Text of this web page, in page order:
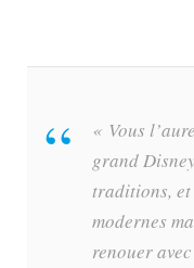
« Vous
grand
traditions, et
modernes
renouer